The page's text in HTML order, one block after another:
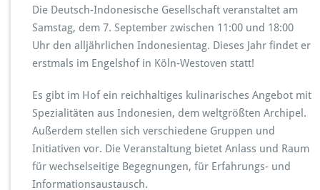
n
o
n
e
i
e
n
f
ü
r
Die Deutsch-Indonesische Gesellschaft veranstaltet am
Samstag, dem 7. September zwischen 11:00 und 18:00
Uhr den alljährlichen Indonesientag. Dieses Jahr findet er
erstmals im Engelshof in Köln-Westoven statt!
Es gibt im Hof ein reichhaltiges kulinarisches Angebot mit
Spezialitäten aus Indonesien, dem weltgrößten Archipel.
Außerdem stellen sich verschiedene Gruppen und
Initiativen vor. Die Veranstaltung bietet Anlass und Raum
für wechselseitige Begegnungen, für Erfahrungs- und
Informationsaustausch.